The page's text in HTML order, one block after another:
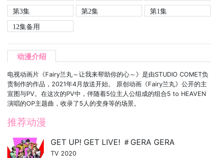
第3集
第2集
第1集
12集备用
动漫介绍
电视动画片《Fairy兰丸～让我来帮助你的心～》是由STUDIO COMET负
责制作的作品，2021年4月放送开始。 原创动画《Fairy兰丸》公开的主
宣图与PV。在这次的PV中，伴随着5位主人公组成的组合5 to HEAVEN
演唱的OP主题曲，收录了5人的变身等的场景。
推荐动漫
GET UP! GET LIVE! ＃GERA GERA
TV 2020